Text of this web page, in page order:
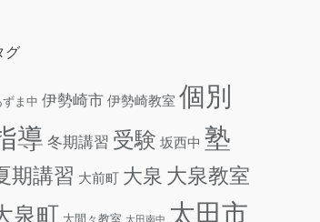
グ
ずま中 伊勢崎市 伊勢崎教室 個別
導 冬期講習 受験 坂西中 塾
期講習 大前町 大泉 大泉教室
泉町 大間々教室 太田南中 太田市